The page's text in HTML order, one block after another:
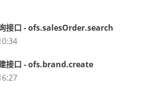
接口 - ofs.salesOrder.search
接口 - ofs.brand.create